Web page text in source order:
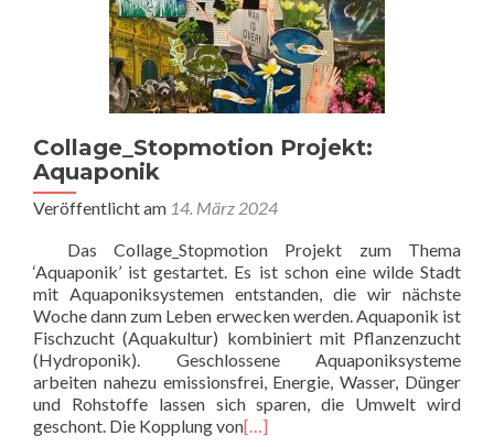
Collage_Stopmotion Projekt:
Aquaponik
Veröffentlicht am 14. März 2024
Das Collage_Stopmotion Projekt zum Thema
‘Aquaponik’ ist gestartet. Es ist schon eine wilde Stadt
mit Aquaponiksystemen entstanden, die wir nächste
Woche dann zum Leben erwecken werden. Aquaponik ist
Fischzucht (Aquakultur) kombiniert mit Pflanzenzucht
(Hydroponik). Geschlossene Aquaponiksysteme
arbeiten nahezu emissionsfrei, Energie, Wasser, Dünger
und Rohstoffe lassen sich sparen, die Umwelt wird
geschont. Die Kopplung von[…]